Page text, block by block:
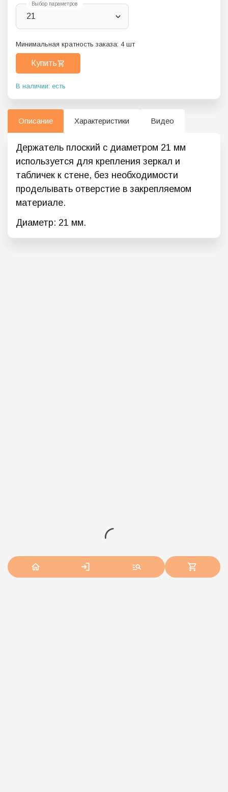
Выбор параметров
21
Минимальная кратность заказа: 4 шт
Купить
В наличии: есть
Описание Характеристики Видео
Держатель плоский с диаметром 21 мм
используется для крепления зеркал и
табличек к стене, без необходимости
проделывать отверстие в закрепляемом
материале.
Диаметр: 21 мм.